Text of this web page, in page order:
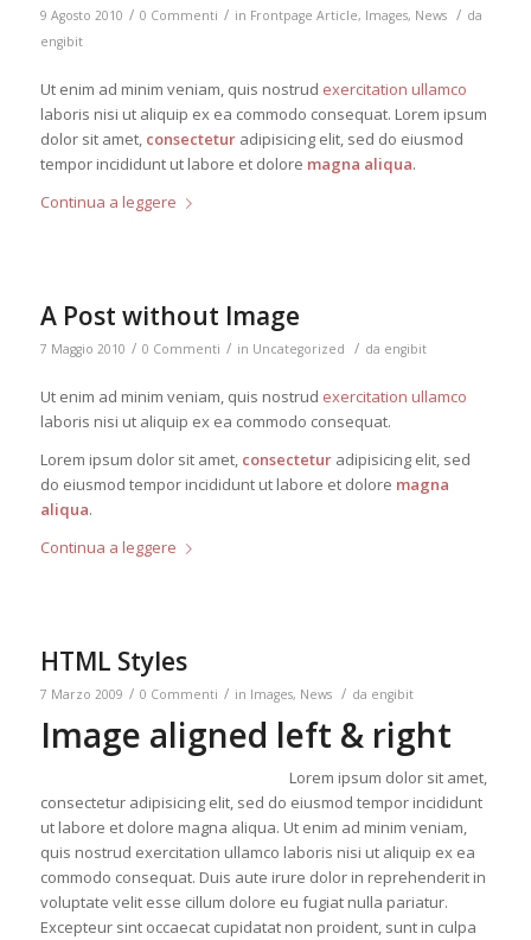
9 Agosto 2010 / 0 Commenti / in Frontpage Article, Images, News / da
engibit
Ut enim ad minim veniam, quis nostrud exercitation ullamco
laboris nisi ut aliquip ex ea commodo consequat. Lorem ipsum
dolor sit amet, consecteturadipisicing elit, sed do eiusmod
tempor incididunt ut labore et dolore magna aliqua.
Continua a leggere
A Post without Image
7 Maggio 2010 / 0 Commenti / in Uncategorized / da engibit
Ut enim ad minim veniam, quis nostrud exercitation ullamco
laboris nisi ut aliquip ex ea commodo consequat.
Lorem ipsum dolor sit amet, consecteturadipisicing elit, sed
do eiusmod tempor incididunt ut labore et dolore magna
aliqua.
Continua a leggere
HTML Styles
7 Marzo 2009 / 0 Commenti / in Images, News / da engibit
Image aligned left & right
Lorem ipsum dolor sit amet,
consectetur adipisicing elit, sed do eiusmod tempor incididunt
ut labore et dolore magna aliqua. Ut enim ad minim veniam,
quis nostrud exercitation ullamco laboris nisi ut aliquip ex ea
commodo consequat. Duis aute irure dolor in reprehenderit in
voluptate velit esse cillum dolore eu fugiat nulla pariatur.
Excepteur sint occaecat cupidatat non proident, sunt in culpa